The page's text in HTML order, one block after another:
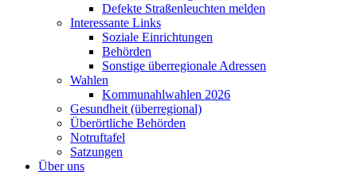
Defekte Straßenleuchten melden
Interessante Links
Soziale Einrichtungen
Behörden
Sonstige überregionale Adressen
Wahlen
Kommunahlwahlen 2026
Gesundheit (überregional)
Überörtliche Behörden
Notruftafel
Satzungen
Über uns